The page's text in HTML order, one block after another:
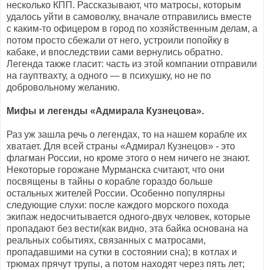
несколько КПП. Рассказывают, что матросы, которым
удалось уйти в самоволку, вначале отправились вместе
с каким-то офицером в город по хозяйственным делам, а
потом просто сбежали от него, устроили попойку в
кабаке, и впоследствии сами вернулись обратно.
Легенда также гласит: часть из этой компании отправили
на гауптвахту, а одного — в психушку, но не по
добровольному желанию.
Мифы и легенды «Адмирала Кузнецова».
Раз уж зашла речь о легендах, то на нашем корабле их
хватает. Для всей страны «Адмирал Кузнецов» - это
флагман России, но кроме этого о нем ничего не знают.
Некоторые горожане Мурманска считают, что они
посвящены в тайны о корабле гораздо больше
остальных жителей России. Особенно популярны
следующие слухи: после каждого морского похода
экипаж недосчитывается одного-двух человек, которые
пропадают без вести(как видно, эта байка основана на
реальных событиях, связанных с матросами,
пропадавшими на сутки в состоянии сна); в котлах и
трюмах прячут трупы, а потом находят через пять лет;